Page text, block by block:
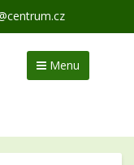
Menu